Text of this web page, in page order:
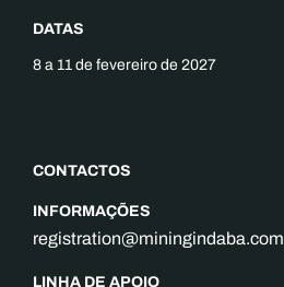
DATAS
8 a 11 de fevereiro de 2027
CONTACTOS
INFORMAÇÕES
registration@miningindaba.com
LINHA DE APOIO